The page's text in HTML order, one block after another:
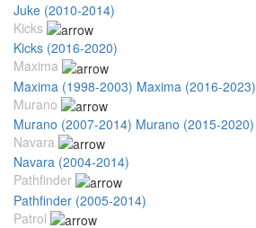
Juke (2010-2014)
Kicks
Kicks (2016-2020)
Maxima
Maxima (1998-2003) Maxima (2016-2023)
Murano
Murano (2007-2014) Murano (2015-2020)
Navara
Navara (2004-2014)
Pathfinder
Pathfinder (2005-2014)
Patrol